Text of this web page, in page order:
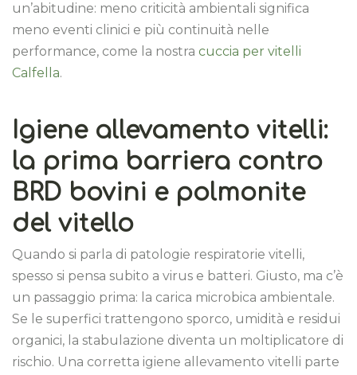
un’abitudine: meno criticità ambientali significa
meno eventi clinici e più continuità nelle
performance, come la nostra cuccia per vitelli
Calfella.
Igiene allevamento vitelli:
la prima barriera contro
BRD bovini e polmonite
del vitello
Quando si parla di patologie respiratorie vitelli,
spesso si pensa subito a virus e batteri. Giusto, ma c’è
un passaggio prima: la carica microbica ambientale.
Se le superfici trattengono sporco, umidità e residui
organici, la stabulazione diventa un moltiplicatore di
rischio. Una corretta igiene allevamento vitelli parte